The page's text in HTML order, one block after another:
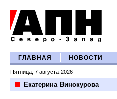
ГЛАВНАЯ НОВОСТИ
Пятница, 7 августа 2026
Екатерина Винокурова